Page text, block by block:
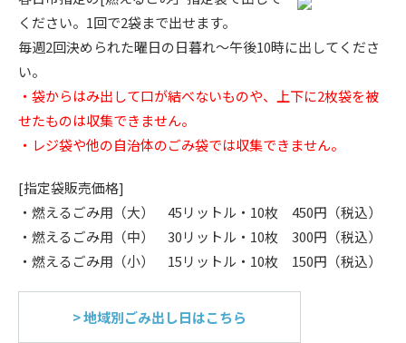
ください。1回で2袋まで出せます。
毎週2回決められた曜日の日暮れ～午後10時に出してくださ
い。
・袋からはみ出して口が結べないものや、上下に2枚袋を被
せたものは収集できません。
・レジ袋や他の自治体のごみ袋では収集できません。
[指定袋販売価格]
・燃えるごみ用（大） 45リットル・10枚 450円（税込）
・燃えるごみ用（中） 30リットル・10枚 300円（税込）
・燃えるごみ用（小） 15リットル・10枚 150円（税込）
> 地域別ごみ出し日はこちら